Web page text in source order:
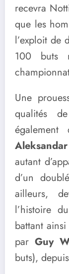
recevra
que les
l’exploit de
100 buts
Une
qualités
également
autant
d’un
ailleurs,
l’histoire
battant
par Guy
buts),